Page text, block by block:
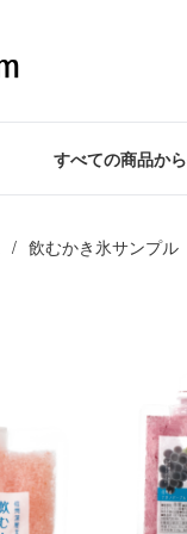
すべての商品か
飲むかき氷サンプル